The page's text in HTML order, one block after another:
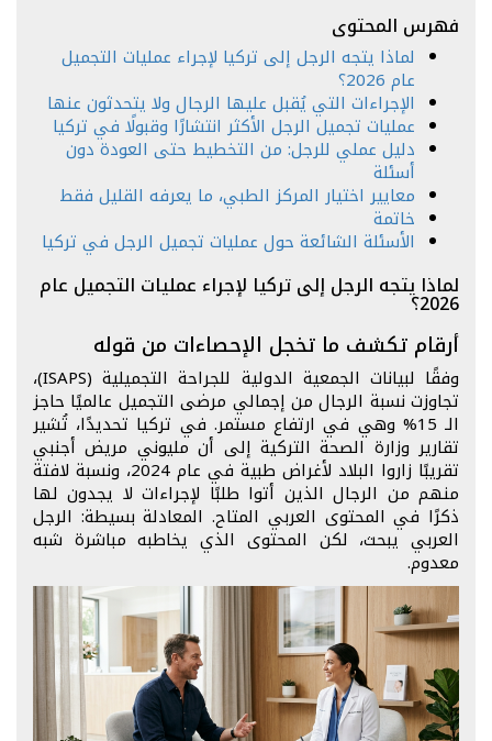
فهرس المحتوى
لماذا يتجه الرجل إلى تركيا لإجراء عمليات التجميل
عام 2026؟
الإجراءات التي يُقبل عليها الرجال ولا يتحدثون عنها
عمليات تجميل الرجل الأكثر انتشارًا وقبولًا في تركيا
دليل عملي للرجل: من التخطيط حتى العودة دون
أسئلة
معايير اختيار المركز الطبي، ما يعرفه القليل فقط
خاتمة
الأسئلة الشائعة حول عمليات تجميل الرجل في تركيا
لماذا يتجه الرجل إلى تركيا لإجراء عمليات التجميل عام
2026؟
أرقام تكشف ما تخجل الإحصاءات من قوله
وفقًا لبيانات الجمعية الدولية للجراحة التجميلية (ISAPS)،
تجاوزت نسبة الرجال من إجمالي مرضى التجميل عالميًا حاجز
الـ 15% وهي في ارتفاع مستمر. في تركيا تحديدًا، تُشير
تقارير وزارة الصحة التركية إلى أن مليوني مريض أجنبي
تقريبًا زاروا البلاد لأغراض طبية في عام 2024، ونسبة لافتة
منهم من الرجال الذين أتوا طلبًا لإجراءات لا يجدون لها
ذكرًا في المحتوى العربي المتاح. المعادلة بسيطة: الرجل
العربي يبحث، لكن المحتوى الذي يخاطبه مباشرة شبه
معدوم.